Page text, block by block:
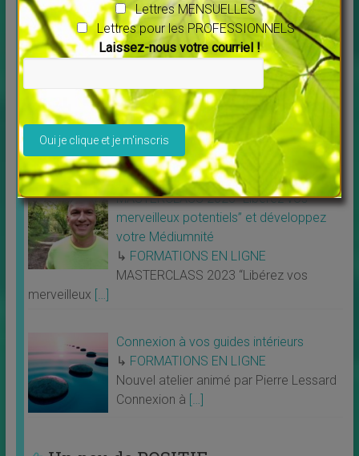
E-LEARNING
Projection vibratoire spirituelle Une
formation unique au monde
↳FORMATIONS EN LIGNE
Projection vibratoire spirituelle Une
formation unique[…]
MASTERCLASS 2023 “Libérez vos
merveilleux potentiels” et développez
votre Médiumnité
↳ FORMATIONS EN LIGNE
MASTERCLASS 2023 “Libérez vos
merveilleux […]
Connexion à vos guides intérieurs
↳ FORMATIONS EN LIGNE
Nouvel atelier animé par Pierre Lessard
Connexion à […]
Lettres MENSUELLES
Lettres pour les PROFESSIONNELS
Laissez-nous votre courriel !
Veuillez laisser ce champ vide.